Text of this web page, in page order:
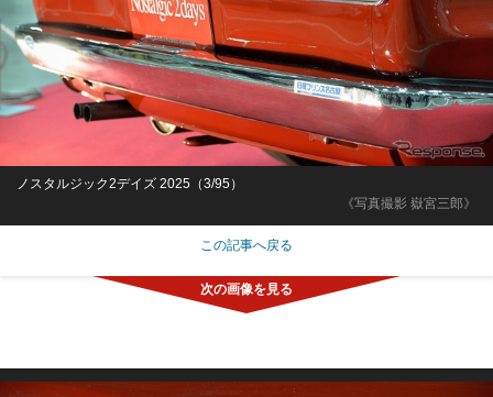
《写真撮影 嶽宮三郎》
ノスタルジック2デイズ 2025（3/95）
この記事へ戻る